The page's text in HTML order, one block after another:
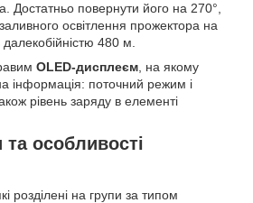
Достатньо повернути його на 270°,
освітлення прожектора на
480 м.
OLED-дисплеєм , на якому
інформація: поточний режим і
рівень заряду в елементі
особливості
розділені на групи за типом